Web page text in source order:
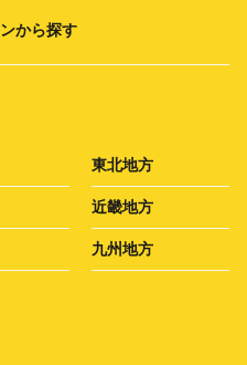
から探す
東北地方
近畿地方
九州地方